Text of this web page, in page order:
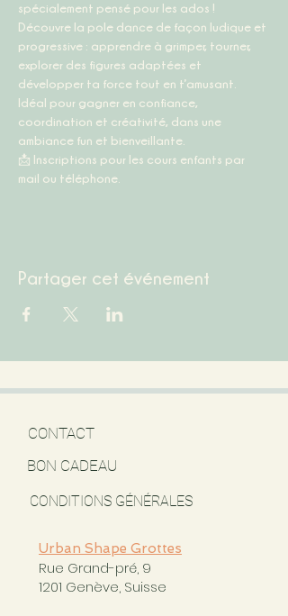
spécialement pensé pour les ados !
Découvre la pole dance de façon ludique et
progressive : apprendre à grimper, tourner,
explorer des figures adaptées et
développer ta force tout en t’amusant.
Idéal pour gagner en confiance,
coordination et créativité, dans une
ambiance fun et bienveillante.
📩 Inscriptions pour les cours enfants par
mail ou téléphone.
Partager cet événement
CONTACT
BON CADEAU
CONDITIONS GÉNÉRALES
Urban Shape Grottes
Rue Grand-pré, 9
1201 Genève, Suisse